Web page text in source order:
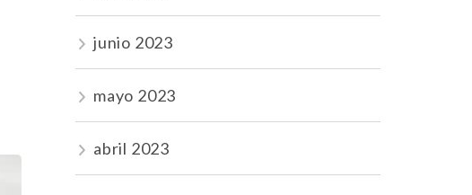
junio 2023
mayo 2023
abril 2023